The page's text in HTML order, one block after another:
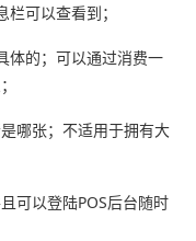
可以查看到；
体的；可以通过消费一
哪张；不适用于拥有大
可以登陆POS后台随时